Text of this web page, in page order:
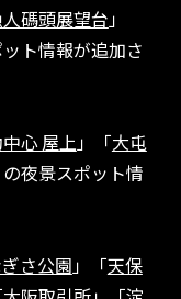
人碼頭展望台 」
ト情報が追加さ
心 屋上 」「大屯
の夜景スポット情
さ公園 」「天保